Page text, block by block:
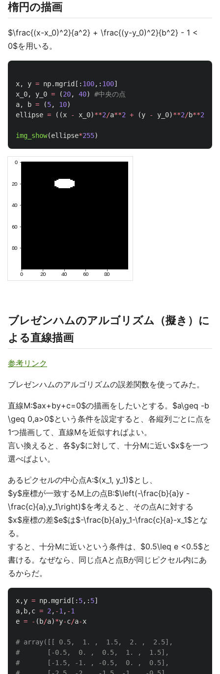
楕円の描画
$\frac{(x-x_0)^2}{a^2} + \frac{(y-y_0)^2}{b^2} - 1 <
0$を用いる。
x, y = np.mgrid [: 100,: 100]
x_0, y_0 = (20, 40)
a, b = (5, 10)
ellipse = ((x - x_0)**2/a**2 + (y - y_0)**2/b**2
img_show(ellipse*255)
ブレゼンハムのアルゴリズム（擬き）に
よる直線描画
参考リンク
ブレゼンハムのアルゴリズムの誤差関数を使ってみた。
直線M:$ax+by+c=0$の描画をしたいとする。$a\geq -b
\geq 0,a>0$という条件を設定すると、各縦列ごとに点を
1つ描画して、直線Mを近似すればよい。
言い換えると、各$y$に対して、十分Mに近い$x$を一つ
選べばよい。
あるピクセルの中心点A:$(x_1, y_1)$とし、
$y$座標が一致するM上の点B:$\left(-\frac{b}{a}y -
\frac{c}{a},y_1\right)$を考えると、その点Aに対する
$x$座標の差$e$は$-\frac{b}{a}y_1-\frac{c}{a}-x_1$とな
る。
すると、十分Mに近いという条件は、$0.5\leq e <0.5$と
書ける。なぜなら、同じ点Aと点Bが同じピクセル内にあ
るからだ。
x,y = np.mgrid [: 5,: 5]
a, b,c = 2 , -1 , -1
e = - ( b/a)*y-c/a-x
# array([[ 0.5,  1. ,  1.5,  2. ,  2.5],
#       [-0.5,  0. ,  0.5,  1. ,  1.5],
#       [-1.5, -1. , -0.5,  0. ,  0.5],